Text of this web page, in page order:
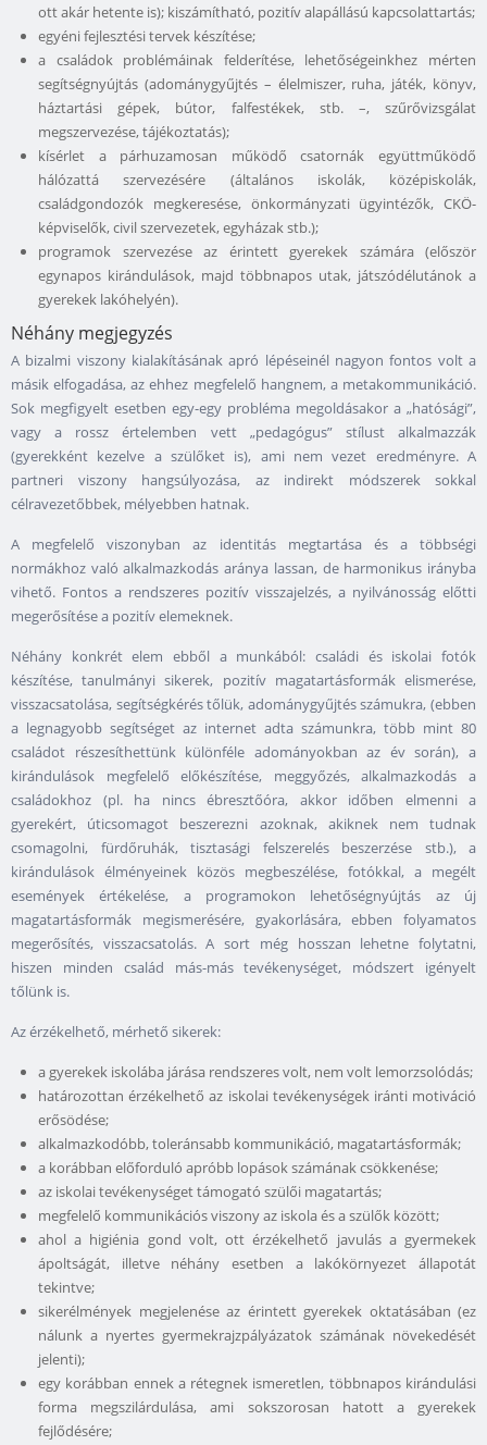
ott akár hetente is); kiszámítható, pozitív alapállású kapcsolattartás;
egyéni fejlesztési tervek készítése;
a családok problémáinak felderítése, lehetőségeinkhez mérten
segítségnyújtás (adománygyűjtés – élelmiszer, ruha, játék, könyv,
háztartási gépek, bútor, falfestékek, stb. –, szűrővizsgálat
megszervezése, tájékoztatás);
kísérlet a párhuzamosan működő csatornák együttműködő
hálózattá szervezésére (általános iskolák, középiskolák,
családgondozók megkeresése, önkormányzati ügyintézők, CKÖ-
képviselők, civil szervezetek, egyházak stb.);
programok szervezése az érintett gyerekek számára (először
egynapos kirándulások, majd többnapos utak, játszódélutánok a
gyerekek lakóhelyén).
Néhány megjegyzés
A bizalmi viszony kialakításának apró lépéseinél nagyon fontos volt a
másik elfogadása, az ehhez megfelelő hangnem, a metakommunikáció.
Sok megfigyelt esetben egy-egy probléma megoldásakor a „hatósági”,
vagy a rossz értelemben vett „pedagógus” stílust alkalmazzák
(gyerekként kezelve a szülőket is), ami nem vezet eredményre. A
partneri viszony hangsúlyozása, az indirekt módszerek sokkal
célravezetőbbek, mélyebben hatnak.
A megfelelő viszonyban az identitás megtartása és a többségi
normákhoz való alkalmazkodás aránya lassan, de harmonikus irányba
vihető. Fontos a rendszeres pozitív visszajelzés, a nyilvánosság előtti
megerősítése a pozitív elemeknek.
Néhány konkrét elem ebből a munkából: családi és iskolai fotók
készítése, tanulmányi sikerek, pozitív magatartásformák elismerése,
visszacsatolása, segítségkérés tőlük, adománygyűjtés számukra, (ebben
a legnagyobb segítséget az internet adta számunkra, több mint 80
családot részesíthettünk különféle adományokban az év során), a
kirándulások megfelelő előkészítése, meggyőzés, alkalmazkodás a
családokhoz (pl. ha nincs ébresztőóra, akkor időben elmenni a
gyerekért, úticsomagot beszerezni azoknak, akiknek nem tudnak
csomagolni, fürdőruhák, tisztasági felszerelés beszerzése stb.), a
kirándulások élményeinek közös megbeszélése, fotókkal, a megélt
események értékelése, a programokon lehetőségnyújtás az új
magatartásformák megismerésére, gyakorlására, ebben folyamatos
megerősítés, visszacsatolás. A sort még hosszan lehetne folytatni,
hiszen minden család más-más tevékenységet, módszert igényelt
tőlünk is.
Az érzékelhető, mérhető sikerek:
a gyerekek iskolába járása rendszeres volt, nem volt lemorzsolódás;
határozottan érzékelhető az iskolai tevékenységek iránti motiváció
erősödése;
alkalmazkodóbb, toleránsabb kommunikáció, magatartásformák;
a korábban előforduló apróbb lopások számának csökkenése;
az iskolai tevékenységet támogató szülői magatartás;
megfelelő kommunikációs viszony az iskola és a szülők között;
ahol a higiénia gond volt, ott érzékelhető javulás a gyermekek
ápoltságát, illetve néhány esetben a lakókörnyezet állapotát
tekintve;
sikerélmények megjelenése az érintett gyerekek oktatásában (ez
nálunk a nyertes gyermekrajzpályázatok számának növekedését
jelenti);
egy korábban ennek a rétegnek ismeretlen, többnapos kirándulási
forma megszilárdulása, ami sokszorosan hatott a gyerekek
fejlődésére;